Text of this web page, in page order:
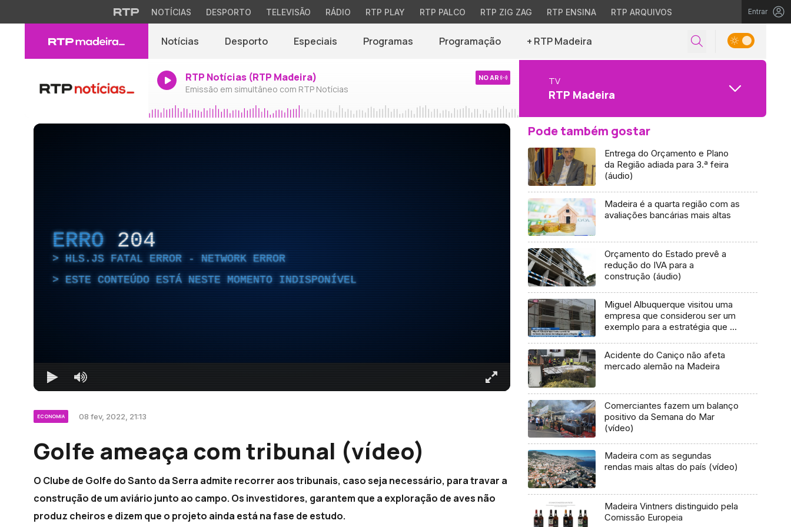
NOTÍCIAS DESPORTO TELEVISÃO RÁDIO RTP PLAY RTP PALCO RTP ZIG ZAG RTP ENSINA RTP ARQUIVOS Entrar
Notícias Desporto Especiais Programas Programação + RTP Madeira
RTP Notícias (RTP Madeira)
Emissão em simultâneo com RTP Notícias
NO AR TV
RTP Madeira
ERRO 204
HLS.JS FATAL ERROR - NETWORK ERROR
ESTE CONTEÚDO ESTÁ NESTE MOMENTO INDISPONÍVEL
ECONOMIA 08 fev, 2022, 21:13
Golfe ameaça com tribunal (vídeo)
O Clube de Golfe do Santo da Serra admite recorrer aos tribunais, caso seja necessário, para travar a
construção de um aviário junto ao campo. Os investidores, garantem que a exploração de aves não
produz cheiros e dizem que o projeto ainda está na fase de estudo.
Pode também gostar
Entrega do Orçamento e Plano
da Região adiada para 3.ª feira
(áudio)
Madeira é a quarta região com as
avaliações bancárias mais altas
Orçamento do Estado prevê a
redução do IVA para a
construção (áudio)
Miguel Albuquerque visitou uma
empresa que considerou ser um
exemplo para a estratégia que o
de novas tecnologias (Vídeo)
Acidente do Caniço não afeta
mercado alemão na Madeira
Comerciantes fazem um balanço
positivo da Semana do Mar
(vídeo)
Madeira com as segundas
rendas mais altas do país (vídeo)
Madeira Vintners distinguido pela
Comissão Europeia